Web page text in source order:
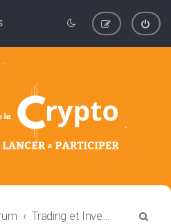
Trading et Investissement